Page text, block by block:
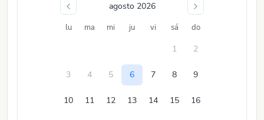
agosto 2026
lu ma mi ju vi sá do
1 2
3 4 5 6 7 8 9
10 11 12 13 14 15 16